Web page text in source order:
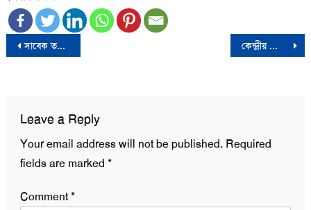
Post
সাবেক তথ্য প্রতিমন্ত্রী ও তার স্ত্রীর ব্যাংক হিসাব স্থগিত কেন্দ্রীয় ব্যাংকের ৪ শীর্ষ কর্মকর্তার পদত্যাগ
Leave a Reply
Your email address will not be published. Required
fields are marked *
Comment*